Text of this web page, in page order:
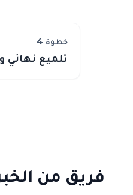
خطوة 4
تلميع
فريق من